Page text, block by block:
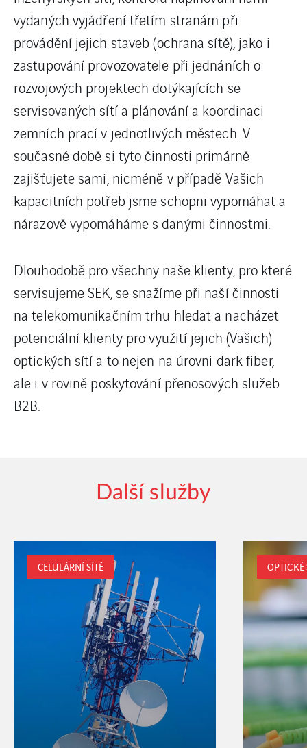
vydaných vyjádření třetím stranám při
provádění jejich staveb (ochrana sítě), jako i
zastupování provozovatele při jednáních o
rozvojových projektech dotýkajících se
servisovaných sítí a plánování a koordinaci
zemních prací v jednotlivých městech. V
současné době si tyto činnosti primárně
zajišťujete sami, nicméně v případě Vašich
kapacitních potřeb jsme schopni vypomáhat a
nárazově vypomáháme s danými činnostmi.
Dlouhodobě pro všechny naše klienty, pro které
servisujeme SEK, se snažíme při naší činnosti
na telekomunikačním trhu hledat a nacházet
potenciální klienty pro využití jejich (Vašich)
optických sítí a to nejen na úrovni dark fiber,
ale i v rovině poskytování přenosových služeb
B2B.
Další služby